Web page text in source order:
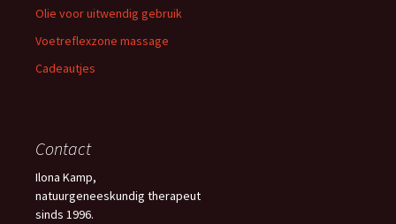
Olie voor uitwendig gebruik
Voetreflexzone massage
Cadeautjes
Contact
Ilona Kamp,
natuurgeneeskundig therapeut
sinds 1996.